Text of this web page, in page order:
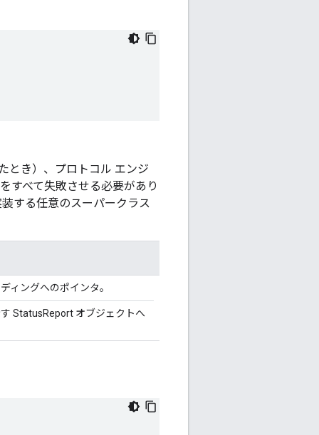
とき）、プロトコル エンジ
すべて失敗させる必要があり
する任意のスーパークラス
ィングへのポインタ。
StatusReport オブジェクトへ